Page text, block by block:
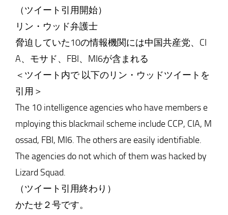
（ツイート引用開始）
リン・ウッド弁護士
脅迫していた10の情報機関には中国共産党、CI
A、モサド、FBI、MI6が含まれる
＜ツイート内で 以下のリン・ウッドツイートを
引用＞
The 10 intelligence agencies who have members e
mploying this blackmail scheme include CCP, CIA, M
ossad, FBI, MI6. The others are easily identifiable.
The agencies do not which of them was hacked by
Lizard Squad.
（ツイート引用終わり）
かたせ２号です。